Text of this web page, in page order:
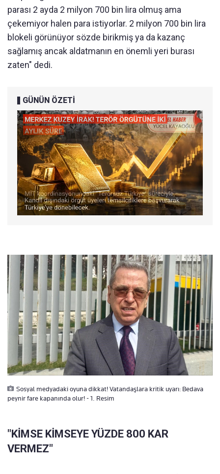
parası 2 ayda 2 milyon 700 bin lira olmuş ama
çekemiyor halen para istiyorlar. 2 milyon 700 bin lira
blokeli görünüyor sözde birikmiş ya da kazanç
sağlamış ancak aldatmanın en önemli yeri burası
zaten" dedi.
GÜNÜN ÖZETİ
Sosyal medyadaki oyuna dikkat! Vatandaşlara kritik uyarı: Bedava
peynir fare kapanında olur! - 1. Resim
"KİMSE KİMSEYE YÜZDE 800 KAR
VERMEZ"